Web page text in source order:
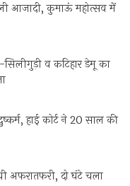
आजादी, कुमाऊं महोत्सव में
व कटिहार डेमू का
हाई कोर्ट ने 20 साल की
दो घंटे चला